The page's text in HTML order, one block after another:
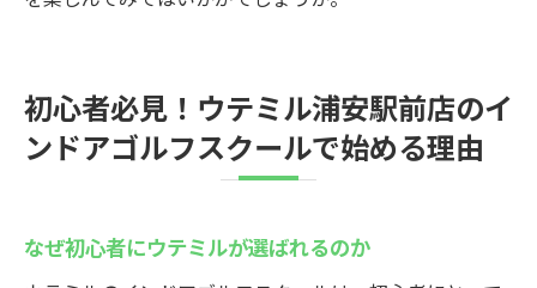
初心者必見！ウテミル浦安駅前店のイ
ンドアゴルフスクールで始める理由
なぜ初心者にウテミルが選ばれるのか